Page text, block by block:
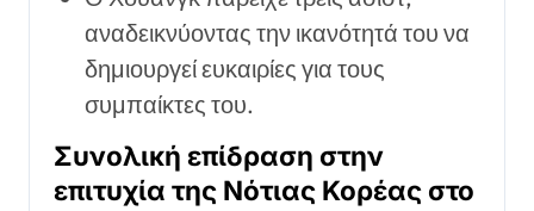
αναδεικνύοντας την ικανότητά του να
δημιουργεί ευκαιρίες για τους
συμπαίκτες του.
Συνολική επίδραση στην
επιτυχία της Νότιας Κορέας στο